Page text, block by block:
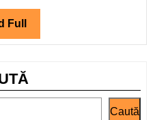
Orice
Full Read
Full
Caută